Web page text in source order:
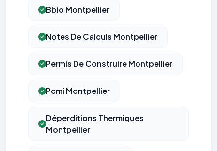
Bbio Montpellier
Notes De Calculs Montpellier
Permis De Construire Montpellier
Pcmi Montpellier
Déperditions Thermiques
Montpellier